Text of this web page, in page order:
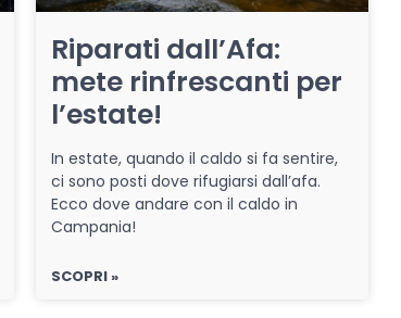
Riparati dall’Afa:
mete rinfrescanti per
l’estate!
In estate, quando il caldo si fa sentire,
ci sono posti dove rifugiarsi dall’afa.
Ecco dove andare con il caldo in
Campania!
SCOPRI »